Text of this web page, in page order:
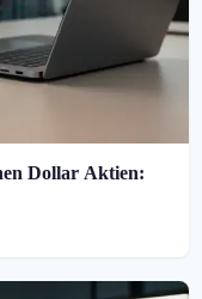
Dollar Aktien: